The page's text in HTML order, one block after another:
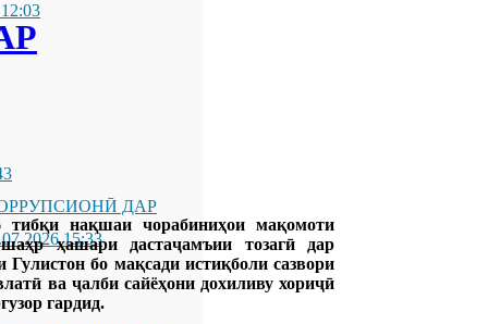
ДАР
15:33
нақшаи чорабиниҳои мақомоти
ҳашари дастаҷамъии тозагӣ дар
бо мақсади истиқболи сазвори
ва ҷалби сайёҳони дохиливу хориҷӣ
гардид.